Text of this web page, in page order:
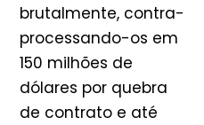
brutalmente, contra-
processando-os em
150 milhões de
dólares por quebra
de contrato e até